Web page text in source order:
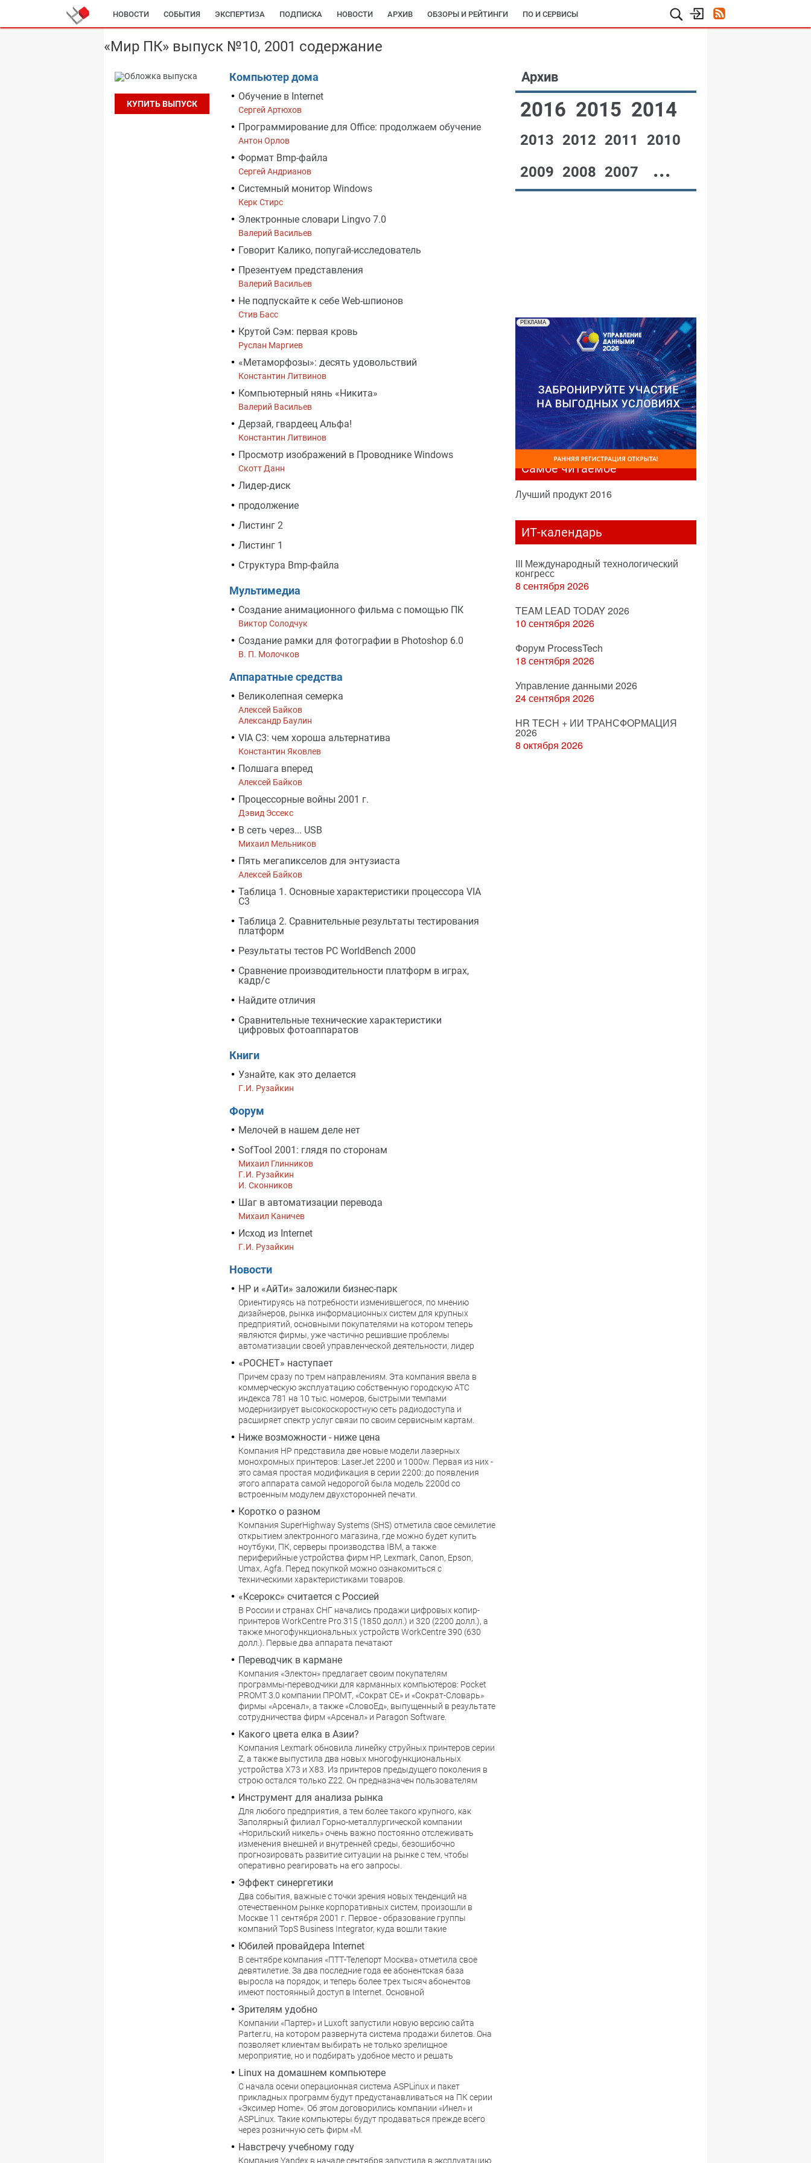
НОВОСТИ СОБЫТИЯ ЭКСПЕРТИЗА ПОДПИСКА НОВОСТИ АРХИВ ОБЗОРЫ И РЕЙТИНГИ ПО И СЕРВИСЫ
«Мир ПК» выпуск №10, 2001 содержание
КУПИТЬ ВЫПУСК
Компьютер дома
Обучение в Internet
Сергей Артюхов
Программирование для Office: продолжаем обучение
Антон Орлов
Формат Bmp-файла
Сергей Андрианов
Системный монитор Windows
Керк Стирс
Электронные словари Lingvo 7.0
Валерий Васильев
Говорит Калико, попугай-исследователь
Презентуем представления
Валерий Васильев
Не подпускайте к себе Web-шпионов
Стив Басс
Крутой Сэм: первая кровь
Руслан Маргиев
«Метаморфозы»: десять удовольствий
Константин Литвинов
Компьютерный нянь «Никита»
Валерий Васильев
Дерзай, гвардеец Альфа!
Константин Литвинов
Просмотр изображений в Проводнике Windows
Скотт Данн
Лидер-диск
продолжение
Листинг 2
Листинг 1
Структура Bmp-файла
Мультимедиа
Создание анимационного фильма с помощью ПК
Виктор Солодчук
Создание рамки для фотографии в Photoshop 6.0
В. П. Молочков
Аппаратные средства
Великолепная семерка
Алексей Байков
Александр Баулин
VIA C3: чем хороша альтернатива
Константин Яковлев
Полшага вперед
Алексей Байков
Процессорные войны 2001 г.
Дэвид Эссекс
В сеть через... USB
Михаил Мельников
Пять мегапикселов для энтузиаста
Алексей Байков
Таблица 1. Основные характеристики процессора VIA
C3
Таблица 2. Сравнительные результаты тестирования
платформ
Результаты тестов PC WorldBench 2000
Сравнение производительности платформ в играх,
кадр/с
Найдите отличия
Сравнительные технические характеристики
цифровых фотоаппаратов
Книги
Узнайте, как это делается
Г.И. Рузайкин
Форум
Мелочей в нашем деле нет
SofTool 2001: глядя по сторонам
Михаил Глинников
Г.И. Рузайкин
И. Сконников
Шаг в автоматизации перевода
Михаил Каничев
Исход из Internet
Г.И. Рузайкин
Новости
HP и «АйТи» заложили бизнес-парк
Ориентируясь на потребности изменившегося, по мнению
дизайнеров, рынка информационных систем для крупных
предприятий, основными покупателями на котором теперь
являются фирмы, уже частично решившие проблемы
автоматизации своей управленческой деятельности, лидер
«РОСНЕТ» наступает
Причем сразу по трем направлениям. Эта компания ввела в
коммерческую эксплуатацию собственную городскую АТС
индекса 781 на 10 тыс. номеров, быстрыми темпами
модернизирует высокоскоростную сеть радиодоступа и
расширяет спектр услуг связи по своим сервисным картам.
Ниже возможности - ниже цена
Компания НР представила две новые модели лазерных
монохромных принтеров: LaserJet 2200 и 1000w. Первая из них -
это самая простая модификация в серии 2200: до появления
этого аппарата самой недорогой была модель 2200d со
встроенным модулем двухсторонней печати.
Коротко о разном
Компания SuperHighway Systems (SHS) отметила свое семилетие
открытием электронного магазина, где можно будет купить
ноутбуки, ПК, серверы производства IBM, а также
периферийные устройства фирм HP, Lexmark, Canon, Epson,
Umax, Agfa. Перед покупкой можно ознакомиться с
техническими характеристиками товаров.
«Ксерокс» считается с Россией
В России и странах СНГ начались продажи цифровых копир-
принтеров WorkCentre Pro 315 (1850 долл.) и 320 (2200 долл.), а
также многофункциональных устройств WorkCentre 390 (630
долл.). Первые два аппарата печатают
Переводчик в кармане
Компания «Электон» предлагает своим покупателям
программы-переводчики для карманных компьютеров: Pocket
PROMT 3.0 компании ПРОМТ, «Сократ CE» и «Сократ-Словарь»
фирмы «Арсенал», а также «СловоЕд», выпущенный в результате
сотрудничества фирм «Арсенал» и Paragon Software.
Какого цвета елка в Азии?
Компания Lexmark обновила линейку струйных принтеров серии
Z, а также выпустила два новых многофункциональных
устройства Х73 и Х83. Из принтеров предыдущего поколения в
строю остался только Z22. Он предназначен пользователям
Инструмент для анализа рынка
Для любого предприятия, а тем более такого крупного, как
Заполярный филиал Горно-металлургической компании
«Норильский никель» очень важно постоянно отслеживать
изменения внешней и внутренней среды, безошибочно
прогнозировать развитие ситуации на рынке с тем, чтобы
оперативно реагировать на его запросы.
Эффект синергетики
Два события, важные с точки зрения новых тенденций на
отечественном рынке корпоративных систем, произошли в
Москве 11 сентября 2001 г. Первое - образование группы
компаний TopS Business Integrator, куда вошли такие
Юбилей провайдера Internet
В сентябре компания «ПТТ-Телепорт Москва» отметила свое
девятилетие. За два последние года ее абонентская база
выросла на порядок, и теперь более трех тысяч абонентов
имеют постоянный доступ в Internet. Основной
Зрителям удобно
Компании «Партер» и Luxoft запустили новую версию сайта
Parter.ru, на котором развернута система продажи билетов. Она
позволяет клиентам выбирать не только зрелищное
мероприятие, но и подбирать удобное место и решать
Linux на домашнем компьютере
С начала осени операционная система ASPLinux и пакет
прикладных программ будут предустанавливаться на ПК серии
«Эксимер Home». Об этом договорились компании «Инел» и
ASPLinux. Такие компьютеры будут продаваться прежде всего
через розничную сеть фирм «М.
Навстречу учебному году
Компания Yandex в начале сентября запустила в эксплуатацию
Архив
2016 2015 2014
2013 2012 2011
2010
2009 2008 2007 ...
РЕКЛАМА
Самое читаемое
Лучший продукт 2016
ИТ-календарь
III Международный технологический
конгресс
8 сентября 2026
TEAM LEAD TODAY 2026
10 сентября 2026
Форум ProcessTech
18 сентября 2026
Управление данными 2026
24 сентября 2026
HR TECH + ИИ ТРАНСФОРМАЦИЯ
2026
8 октября 2026